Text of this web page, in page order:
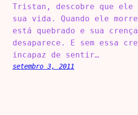
Tristan, descobre que ele
sua vida. Quando ele
está quebrado e sua
desaparece. E sem essa
incapaz de sentir…
setembro 3, 2011